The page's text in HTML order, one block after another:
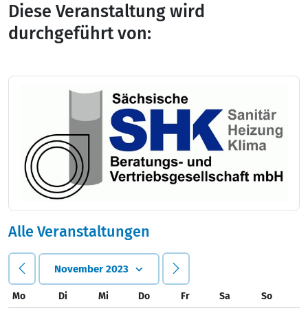
Diese Veranstaltung wird
durchgeführt von:
Alle Veranstaltungen
November 2023
Mo Di Mi Do Fr Sa
So